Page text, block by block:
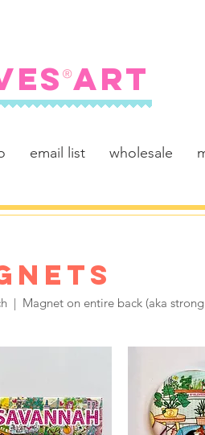
ART
®
email list wholesale
Magnet on entire back (aka